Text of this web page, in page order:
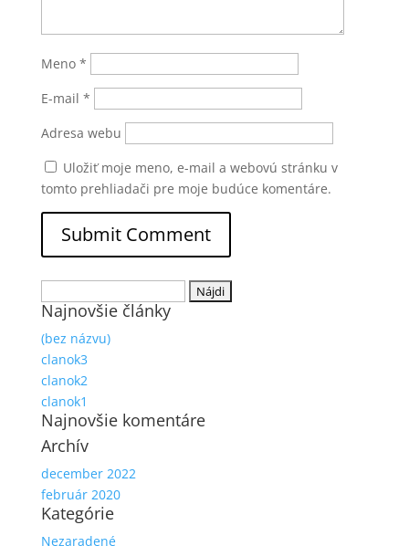
Meno *
E-mail *
Adresa webu
Uložiť moje meno, e-mail a webovú stránku v
tomto prehliadači pre moje budúce komentáre.
Najnovšie články
(bez názvu)
clanok3
clanok2
clanok1
Najnovšie komentáre
Archív
december 2022
február 2020
Kategórie
Nezaradené